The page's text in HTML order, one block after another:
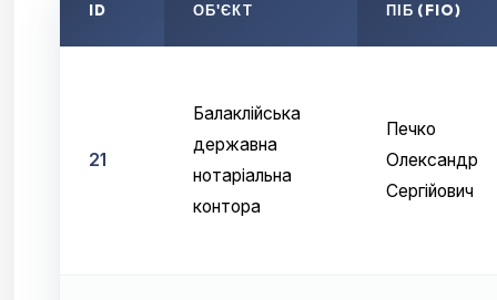
ID ОБ'ЄКТ ПІБ (FIO)
21
Балаклійська
державна
нотаріальна
контора
Печко
Олександр
Сергійович